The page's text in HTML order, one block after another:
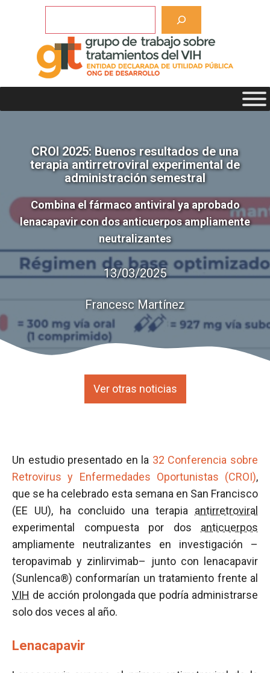
CROI 2025: Buenos resultados de una
terapia antirretroviral experimental de
administración semestral
Combina el fármaco antiviral ya aprobado
lenacapavir con dos anticuerpos ampliamente
neutralizantes
13/03/2025
Francesc Martínez
Ver otras noticias
Un estudio presentado en la 32 Conferencia sobre
Retrovirus y Enfermedades Oportunistas (CROI),
que se ha celebrado esta semana en San Francisco
(EE UU), ha concluido una terapia antirretroviral
experimental compuesta por dos anticuerpos
ampliamente neutralizantes en investigación –
teropavimab y zinlirvimab– junto con lenacapavir
(Sunlenca®) conformarían un tratamiento frente al
VIH de acción prolongada que podría administrarse
solo dos veces al año.
Lenacapavir